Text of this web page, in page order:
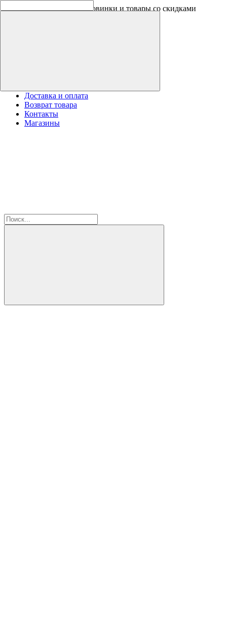
Оплачивайте бонусами новинки и товары со скидками
Доставка и оплата
Возврат товара
Контакты
Магазины